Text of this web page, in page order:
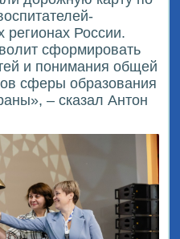
регионах России.
сформировать
и понимания общей
сферы образования
– сказал Антон